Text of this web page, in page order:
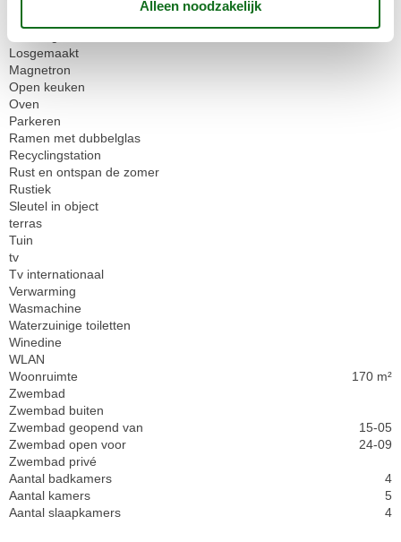
Losgemaakt
Magnetron
Open keuken
Oven
Parkeren
Ramen met dubbelglas
Recyclingstation
Rust en ontspan de zomer
Rustiek
Sleutel in object
terras
Tuin
tv
Tv internationaal
Verwarming
Wasmachine
Waterzuinige toiletten
Winedine
WLAN
Woonruimte
170 m²
Zwembad
Zwembad buiten
Zwembad geopend van
15-05
Zwembad open voor
24-09
Zwembad privé
Aantal badkamers
4
Aantal kamers
5
Aantal slaapkamers
4